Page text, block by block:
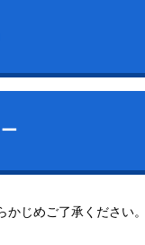
じめご了承ください。